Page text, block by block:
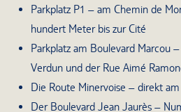
Parkplatz P1 – am Chemin de
hundert Meter bis zur Cité
Parkplatz am Boulevard Marcou
Verdun und der Rue Aimé
Die Route Minervoise – direkt
Der Boulevard Jean Jaurès –